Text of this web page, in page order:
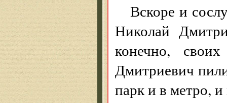
Вскоре и
Николай
конечно,
Дмитриевич
парк и в метро,